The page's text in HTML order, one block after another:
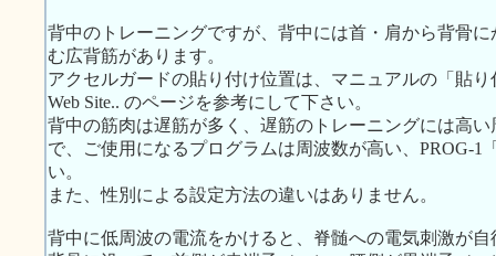
背中のトレーニングですが、背中には首・肩から背骨
む広背筋があります。
アクセルガードの貼り付け位置は、マニュアルの「貼
Web Site.. のページを参考にして下さい。
背中の筋肉は遅筋が多く、遅筋のトレーニングには高
で、ご使用になるプログラムは周波数が高い、PROG-1
い。
また、性別による設定方法の違いはありません。
背中に低周波の電流をかけると、脊髄への電気刺激が